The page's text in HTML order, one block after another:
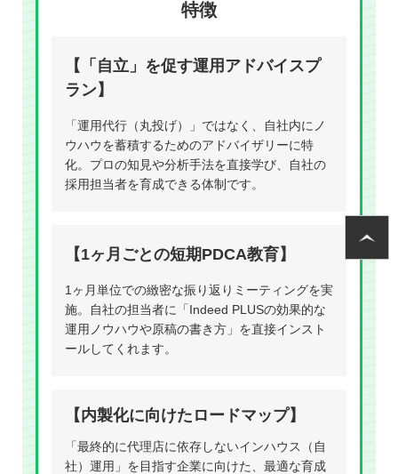
特徴
【「自立」を促す運用アドバイスプ
ラン】
「運用代行（丸投げ）」ではなく、自社内にノ
ウハウを蓄積するためのアドバイザリーに特
化。プロの知見や分析手法を直接学び、自社の
採用担当者を育成できる体制です。
【1ヶ月ごとの短期PDCA教育】
1ヶ月単位での緻密な振り返りミーティングを実
施。自社の担当者に「Indeed PLUSの効果的な
運用ノウハウや原稿の書き方」を直接インスト
ールしてくれます。
【内製化に向けたロードマップ】
「最終的に代理店に依存しないインハウス（自
社）運用」を目指す企業に向けた、最適な育成